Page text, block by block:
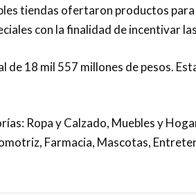
tiendas ofertaron productos
con la finalidad de incentivar
18 mil 557 millones de pesos.
Ropa y Calzado, Muebles y
Farmacia, Mascotas,